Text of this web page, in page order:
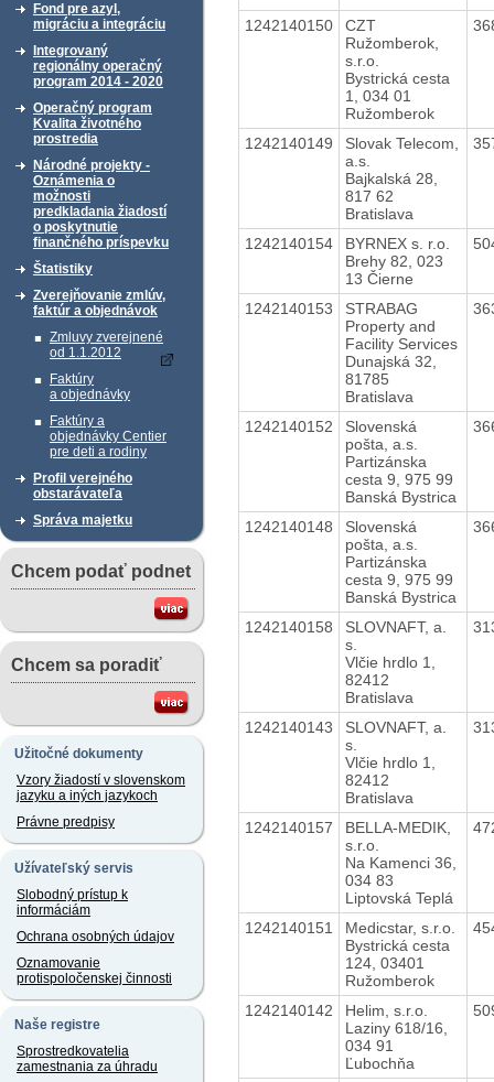
Fond pre azyl,
migráciu a integráciu
Integrovaný
regionálny operačný
program 2014 - 2020
Operačný program
Kvalita životného
prostredia
Národné projekty -
Oznámenia o
možnosti
predkladania žiadostí
o poskytnutie
finančného príspevku
Štatistiky
Zverejňovanie zmlúv,
faktúr a objednávok
Zmluvy zverejnené
od 1.1.2012
Faktúry
a objednávky
Faktúry a
objednávky Centier
pre deti a rodiny
Profil verejného
obstarávateľa
Správa majetku
Chcem podať podnet
Chcem sa poradiť
Užitočné dokumenty
Vzory žiadostí v slovenskom
jazyku a iných jazykoch
Právne predpisy
Užívateľský servis
Slobodný prístup k
informáciám
Ochrana osobných údajov
Oznamovanie
protispoločenskej činnosti
Naše registre
Sprostredkovatelia
zamestnania za úhradu
1242140150
CZT
Ružomberok,
s.r.o.
Bystrická cesta
1, 034 01
Ružomberok
1242140149
Slovak Telecom,
a.s.
Bajkalská 28,
817 62
Bratislava
1242140154
BYRNEX s. r.o.
Brehy 82, 023
13 Čierne
1242140153
STRABAG
Property and
Facility Services
Dunajská 32,
81785
Bratislava
1242140152
Slovenská
pošta, a.s.
Partizánska
cesta 9, 975 99
Banská Bystrica
1242140148
Slovenská
pošta, a.s.
Partizánska
cesta 9, 975 99
Banská Bystrica
1242140158
SLOVNAFT, a.
s.
Vlčie hrdlo 1,
82412
Bratislava
1242140143
SLOVNAFT, a.
s.
Vlčie hrdlo 1,
82412
Bratislava
1242140157
BELLA-MEDIK,
s.r.o.
Na Kamenci 36,
034 83
Liptovská Teplá
1242140151
Medicstar, s.r.o.
Bystrická cesta
124, 03401
Ružomberok
1242140142
Helim, s.r.o.
Laziny 618/16,
034 91
Ľubochňa